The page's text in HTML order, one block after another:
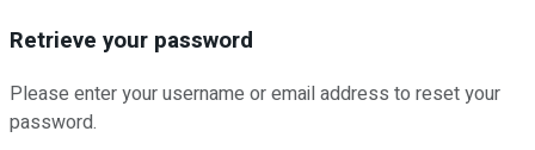
Retrieve your password
Please enter your username or email address to reset your
password.